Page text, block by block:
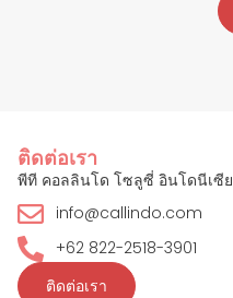
ติดต่อเรา
พีที คอลลินโด โซลูซี่ อินโดนีเซีย
info@callindo.com
+62 822-2518-3901
ติดต่อเรา